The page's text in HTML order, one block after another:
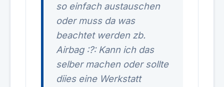
so einfach austauschen
oder muss da was
beachtet werden zb.
Airbag :?: Kann ich das
selber machen oder sollte
diies eine Werkstatt